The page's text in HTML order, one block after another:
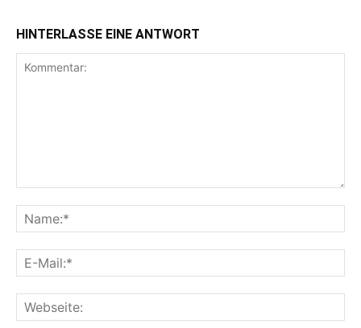
HINTERLASSE EINE ANTWORT